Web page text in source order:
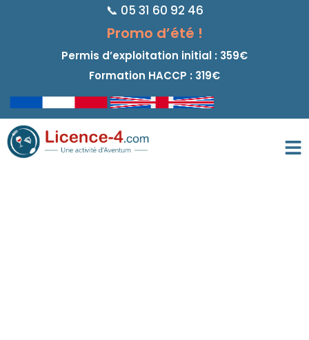
📞 05 31 60 92 46
Promo d’été !
Permis d’exploitation initial : 359€
Formation HACCP : 319€